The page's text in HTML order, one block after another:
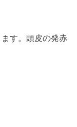
す。頭皮の発赤